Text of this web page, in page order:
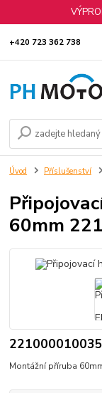
+420 723 362 738
Úvod Příslušenství
60mm
221000010035
Montážní příruba